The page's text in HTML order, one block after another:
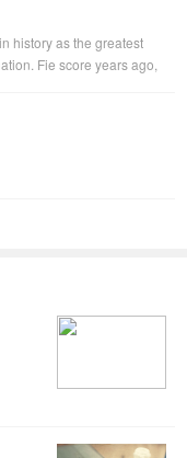
history as the greatest
ago,